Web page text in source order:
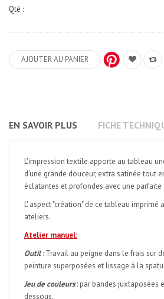
Qté :
AJOUTER AU PANIER
EN SAVOIR PLUS FICHE
L'impression textile apporte au tableau
d'une grande douceur, extra satinée tout
éclatantes et profondes avec une
L' aspect "création" de ce tableau imprimé
ateliers.
Atelier manuel:
Outil: Travail au peigne dans le frais sur
peinture superposées et lissage à la
Jeu de couleurs : par bandes juxtaposées
dessous.